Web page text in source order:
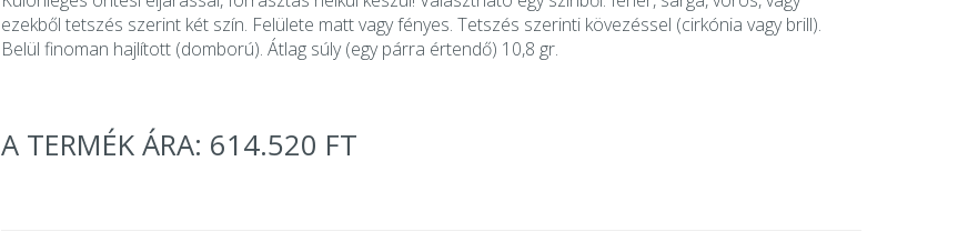
ezekből tetszés szerint két szín. Felülete matt vagy fényes. Tetszés szerinti kövezéssel (cirkónia vagy brill).
Belül finoman hajlított (domború). Átlag súly (egy párra értendő) 10,8 gr.
A TERMÉK ÁRA: 614.520 FT